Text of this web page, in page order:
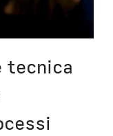
tecnica